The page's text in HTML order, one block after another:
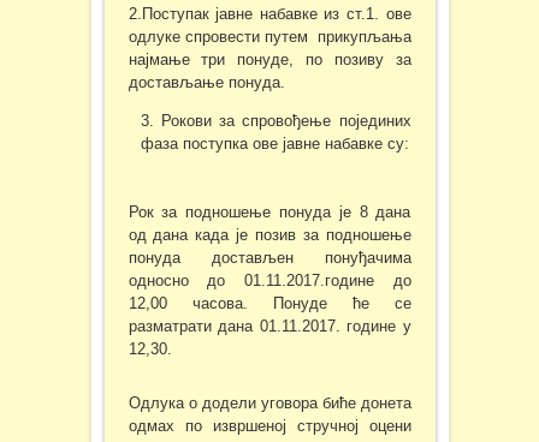
2.Поступак јавне набавке из ст.1. ове
одлуке спровести путем прикупљања
најмање три понуде, по позиву за
достављање понуда.
Рокови за спровођење појединих
фаза поступка ове јавне набавке су:
Рок за подношење понуда је 8 дана
од дана када је позив за подношење
понуда достављен понуђачима
односно до 01.11.2017.године до
12,00 часова. Понуде ће се
разматрати дана 01.11.2017. године у
12,30.
Одлука о додели уговора биће донета
одмах по извршеној стручној оцени